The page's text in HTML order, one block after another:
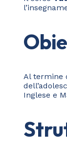
Al termine
Inglese e